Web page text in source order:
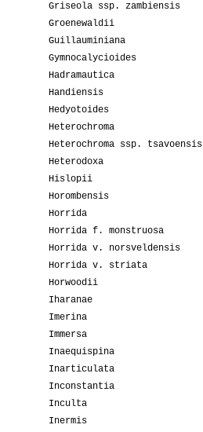
Griseola ssp. zambiensis
Groenewaldii
Guillauminiana
Gymnocalycioides
Hadramautica
Handiensis
Hedyotoides
Heterochroma
Heterochroma ssp. tsavoensis
Heterodoxa
Hislopii
Horombensis
Horrida
Horrida f. monstruosa
Horrida v. norsveldensis
Horrida v. striata
Horwoodii
Iharanae
Imerina
Immersa
Inaequispina
Inarticulata
Inconstantia
Inculta
Inermis